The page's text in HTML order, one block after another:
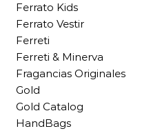
Ferrato Kids
Ferrato Vestir
Ferreti
Ferreti & Minerva
Fragancias Originales
Gold
Gold Catalog
HandBags